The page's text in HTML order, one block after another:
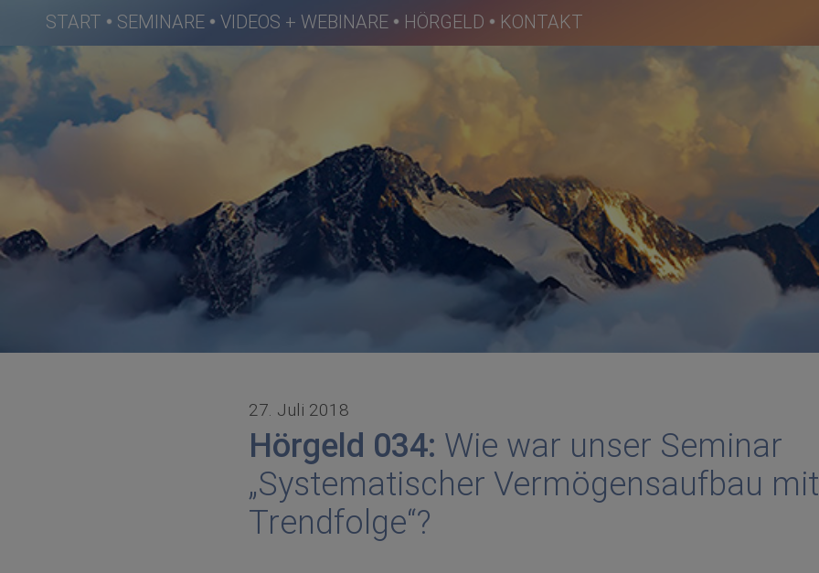
START SEMINARE VIDEOS + WEBINARE HÖRGELD KONTAKT
27. Juli 2018
Hörgeld 034: Wie war unser Seminar
„Systematischer Vermögensaufbau mit
Trendfolge“?